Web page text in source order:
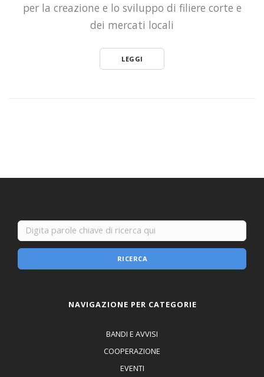
per la creazione e lo sviluppo di filiere corte e
dei mercati locali
LEGGI
RICERCA
NAVIGAZIONE PER CATEGORIE
BANDI E AVVISI
COOPERAZIONE
EVENTI